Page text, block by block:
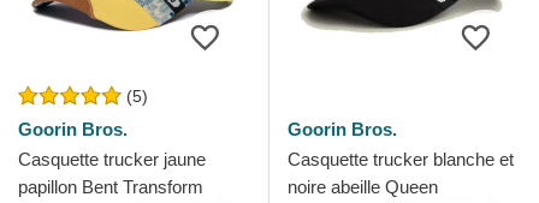
(5)
Goorin Bros.
Casquette trucker jaune
papillon Bent Transform
Goorin Bros.
Casquette trucker blanche et
noire abeille Queen